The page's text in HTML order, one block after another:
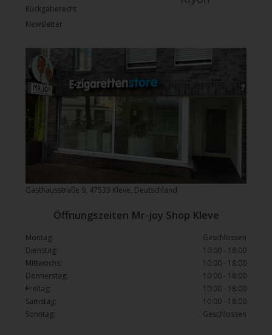
Rückgaberecht
Newsletter
Gasthausstraße 9, 47533 Kleve, Deutschland
Öffnungszeiten Mr-joy Shop Kleve
Montag:
Geschlossen
Dienstag:
10:00 - 18:00
Mittwochs:
10:00 - 18:00
Donnerstag:
10:00 - 18:00
Freitag:
10:00 - 18:00
Samstag:
10:00 - 18:00
Sonntag:
Geschlossen